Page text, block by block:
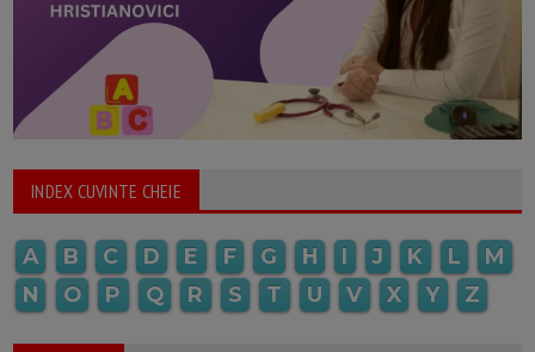
INDEX CUVINTE CHEIE
A B C D E F G H I J K L
M
N
O P Q R S T U V X Y Z